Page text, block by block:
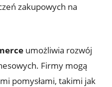
zakupowych ⁤na
umożliwia rozwój
⁤Firmy mogą
pomysłami, takimi jak